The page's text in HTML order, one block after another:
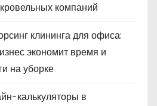
компаний
клининга для офиса:
экономит время и
на уборке
калькуляторы в